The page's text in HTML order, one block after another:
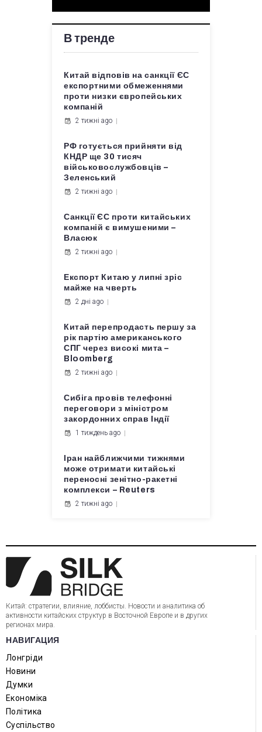
В тренде
Китай відповів на санкції ЄС
експортними обмеженнями
проти низки європейських
компаній
2 тижні ago
РФ готується прийняти від
КНДР ще 30 тисяч
військовослужбовців –
Зеленський
2 тижні ago
Санкції ЄС проти китайських
компаній є вимушеними –
Власюк
2 тижні ago
Експорт Китаю у липні зріс
майже на чверть
2 дні ago
Китай перепродасть першу за
рік партію американського
СПГ через високі мита –
Bloomberg
2 тижні ago
Сибіга провів телефонні
переговори з міністром
закордонних справ Індії
1 тиждень ago
Іран найближчими тижнями
може отримати китайські
переносні зенітно-ракетні
комплекси – Reuters
2 тижні ago
Китай: стратегии, влияние, лоббисты. Новости и аналитика об
активности китайских структур в Восточной Европе и в других
регионах мира.
НАВИГАЦИЯ
Лонгріди
Новини
Думки
Економіка
Політика
Суспільство